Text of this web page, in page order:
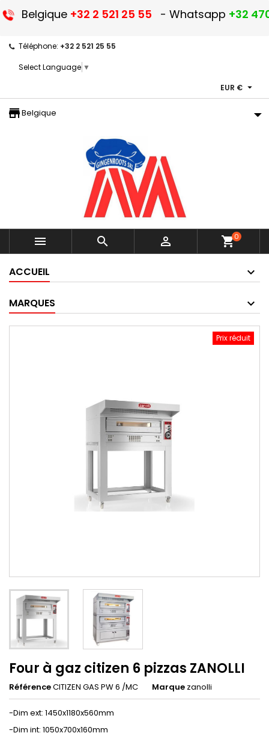
Belgique +32 2 521 25 55 - Whatsapp +32
Téléphone: +32 2 521 25 55
Select Language ▼
EUR € 
storefront
Belgique
   shopping_cart0
ACCUEIL
MARQUES
Prix réduit
Four à gaz citizen 6 pizzas ZANOLLI
RéférenceCITIZEN GAS PW 6 /MC Marque zanolli
-Dim ext: 1450x1180x560mm
-Dim int: 1050x700x160mm